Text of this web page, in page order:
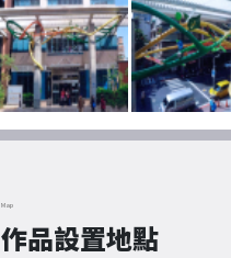
Map
作品設置地點